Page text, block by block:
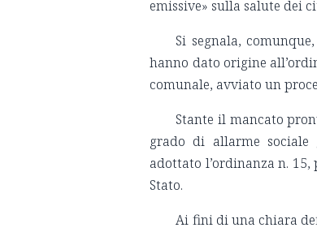
emissive» sulla salute dei
Si segnala,
hanno dato origine
comunale, avviato un
Stante il mancato
grado di allarme sociale
adottato l’ordinanza n.
Stato.
Ai fini di una chiara